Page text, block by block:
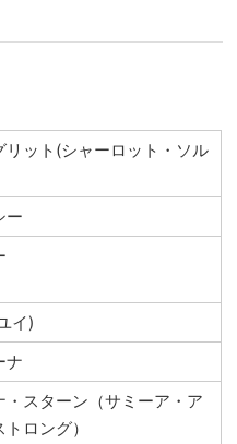
リット(シャーロット・ソル
ー
イ)
ナ
・スターン（サミーア・ア
ロング）